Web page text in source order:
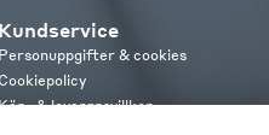
Kundservice
Personuppgifter & cookies
Cookiepolicy
& leveransvillkor